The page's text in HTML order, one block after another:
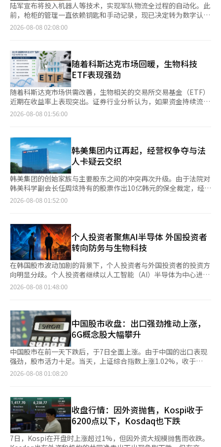
陆军宣布将投入机器人等技术，实现军队物流全过程的自动化。此
前，枪柜的管理一直依赖钥匙和手动记录，现已决定转为数字认证
方式。 陆军于8月7日在世宗市的陆军综合补给仓召开了由后勤参
由两人分别保管。然而，为了方便部队，实际操作中常常未能严格
遵循钥匙双重保管的原则，且钥匙丢失的事件时有发生。 陆军决
定将现有的锁具更换为基于移动近距离无线通信(NFC)的“数字
锁”，并将扩大生物识别技术的智能枪柜应用。 数字锁将在今年
对第9师等3个部队进行试点应用，以验证其适用性，计划到2034
年扩展至全军。 原本以人工和手动为主的军需仓库将转变为基于
人工智能(AI)和机器人技术的自动化体系。 陆军第一补给团的智能
物流中心目前是根据国土交通部标准的二级智能物流中心，陆军计
将其升级为一级智能物流中心。 哈亨哲少将表示：“我们将把民
间的专业能力与AI、机器人等先进科技结合到后勤现场，为官兵创
造专注于训练和作战的条件，并及时提供战斗部队所需的后勤支
持。” 陆军还计划持续验证后勤政策的现场适用性，并基于民、
军、产、学、研的合作，发展官兵能够切实感受到的后勤支持和未
来型智能后勤体系。 ※ 本报道经人工智能（AI）系统翻译与编
辑。
2026-08-08 02:08:00
随着科斯达克市场回暖，生物科技
ETF表现强劲
随着科斯达克市场供需改善，生物相关的交易所交易基金（ETF）
近期在收益率上表现突出。证券行业分析认为，如果资金持续流入
科斯达克市场，考虑到该市场生物股的高比例，相关ETF的强势表
物活跃”，上涨了24.90%。紧随其后的是“TIGER科斯达克150
生物科技”（23.08%）排名第三，其他如“ACE K生物科斯达克
活跃”（第五名，21.21%）、“TIGER技术转让生物活跃”（第
七名，20.91%）、“RISE生物TOP10活跃”（第八名，
20.30%）、“KoAct生物医疗活跃”（第九名，20.26%）等也表
现不俗。在最近一周收益率排名前十的ETF中，生物ETF占据了一
半的份额。 生物相关ETF的强势表现被解读为投资者情绪向科斯达
克市场转移的结果。当天科斯达克指数收盘时较前一交易日下跌
但阿尔特基生物（3.92%）、HLB（5.97%）、ABL生物
（3.96%）、利佳凯生物（2.07%）等科斯达克市值较大的生物股
均出现上涨，支撑了相关ETF的强势表现。 证券行业普遍关注科斯
达克市场供需结构的变化。三星证券高级研究员权範石表示：“许
多市场参与者认为，大型股供需集中是科斯达克大幅下跌的主要原
因，尤其是杠杆ETF对市场资金的吸引力常被提及。”他进一步指
出：“（补救措施的早期实施）作为保证金等市场周边资金增加的
因素，为科斯达克供需提供了有利环境。”他还评价道：“外资在
供需环境的积极因素。” 新韩投资证券研究员朴宇烈也表
示：“由于单一股票杠杆ETF交易的减少，科斯达克市场进入了一
个可以期待反转的超卖区间。”他认为，个人投资者的科斯达克净
买入资金已从现货转向ETF。特别是考虑到科斯达克市场生物行业
的高比例，指数反弹时生物行业最有可能获得最大收益。 此外，
明年科斯达克市场的改革也被认为是支撑中长期投资情绪的因素。
计划于2027年1月实施的科斯达克“升降制”将优质企业纳入上层
市场，而竞争力较低的企业则转入下层市场，从而将科斯达克上市
示：“今年科斯达克生物科技与美国生物科技市场出现了脱钩现
象。”他预测：“随着阿尔特基生物等公司技术转让（L/O）期待
感的重新回归，若细分市场的可见性提高，过去的低迷将得到弥
补。”※ 本报道经人工智能（AI）系统翻译与编辑。
2026-08-08 01:56:00
韩美集团内讧再起，经营权争夺与法
人卡疑云交织
韩美集团的创始家族与主要股东之间的冲突再次升级。由于法院对
韩美科学副会长任周炫持有的股票作出10亿韩元的保全裁定，经营
权争夺战重新点燃，此外，宋英淑韩美集团会长家族的法人卡使用
经营权争夺战至今仍未得到解决。 ◆ 新东国会长通过增持股份再
次点燃经营权争夺 首尔中央地方法院于上月29日裁定支持新东国
韩阳精密会长对任周炫副会长提出的韩美科学股票保全申请。申请
金额为10亿韩元，新会长方面声称任副会长违反了所谓的“四方联
盟”协议中关于共同行使表决权的义务。任副会长在与股权第一基
金进行回购交易的过程中，部分持有的股票被市场出售，导致其在
过去两年内未能在股东大会上行使表决权。 保全措施是本案诉讼
前的临时保护措施。虽然责任尚未最终确定，但作为韩美科学个人
解读为四方联盟裂痕的信号。市场内外对集团治理结构争端重新点
燃的可能性表示关注。 与此同时，宋英淑会长、任周炫副会长及
基林顿有限公司已对新会长提起600亿韩元的违约金诉讼，理由是
去年推进的老年护理业务因新会长的反对在董事会中被否决，构成
了对共同表决权协议的违反。初审判决定于10月1日，预计此次判
决将成为经营权格局的又一变数。 ◆ 宋会长法人卡私用疑云及内
部资料泄露争议 法人卡使用的争议也在扩大。前Cure
Therapeutics代表金泰浩于当天在首尔中区的Koryana酒店召开
进行公司层面的全面调查。他是最近向媒体举报宋会长家族法人卡
和公司资产使用疑云的人物。 金前代表公开的资料显示，在首尔
江南区新沙洞的一家抗衰老专科医院消费了约6800万韩元，在牙
科消费了约140万韩元。他表示：“举报的内容只是冰山一角”，
并要求对所有子公司进行检查及向审计委员会和董事会报告。 对
此，韩美集团表示，宋会长的膝关节治疗费用属于公司可以提供的
2026-08-08 01:52:00
个人投资者聚焦AI半导体 外国投资者
转向防务与生物科技
在韩国股市波动加剧的背景下，个人投资者与外国投资者的投资方
向明显分歧。个人投资者继续以人工智能（AI）半导体为中心进行
买入，而外国投资者则将目光转向防务、生物科技和汽车行业。机
为SK海力士和三星电子。在此期间，个人投资者净买入SK海力士4
兆4395亿韩元，三星电子3兆8402亿韩元。接下来是三星电机
（6367亿韩元）、SK广场（2298亿韩元）、三星电子优先股
（2034亿韩元）、韩美半导体（825亿韩元）等。 个人投资者的
买入势头被解读为AI产业扩展和高带宽内存（HBM）市场增长预期
的反映。尽管近期市场波动加大，但资金仍集中于增长潜力较高的
半导体行业。 机构投资者则相对采取了分散投资的策略。机构净
买入前列股票包括三星电机（2536亿韩元）、汉华解决方案
亿韩元）、效生重工业（900亿韩元）、GS建设（855亿韩元）
等。对半导体、二次电池和电力基础设施、建筑行业的关注尤为突
出。 外国投资者的投资行为与个人投资者截然不同。外国投资者
净买入的股票包括三星物产（1113亿韩元）、Celltrion（838亿
韩元）、三星生物制剂（792亿韩元）、汉华航空航天（725亿韩
元）、起亚（677亿韩元）、SK（643亿韩元）等。他们将投资组
2026-08-08 01:48:00
中国股市收盘：出口强劲推动上涨，
6G概念股大幅攀升
中国股市在前一天下跌后，于7日全面上涨。由于中国的出口表现
强劲，股市活力十足。当天，上证综合指数上涨1.02%，收于
3940.04点；深证成指上涨1.42%，收于14311.01点；创业板指数
于6月份的27%增速，但超过了路透社预测的22.2%。中国7月份
的贸易顺差为1125亿美元。 7月份中国出口的增长主要得益于全球
对人工智能数据中心硬件和高科技产品的需求增加。此外，面对美
国即将加征的关税，中国制造商加快了对美出口的步伐，进一步提
升了出口增速。海关总署表示：“完善的供应链和强大的创新能力
2026-08-08 01:08:20
收盘行情：因外资抛售，Kospi收于
6200点以下，Kosdaq也下跌
7日，Kospi在开盘时上涨超过1%，但因外资大规模抛售而收跌。